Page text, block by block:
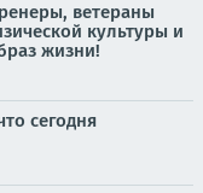
ветераны
культуры и
жизни!
сегодня